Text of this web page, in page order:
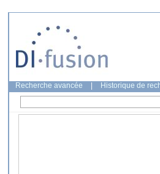
Recherche avancée Historique de